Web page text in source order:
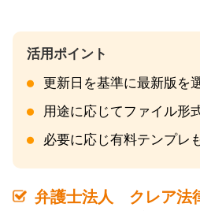
更新日を基準に最新版を
用途に応じてファイル形
必要に応じ有料テンプレ
弁護士法人 クレア法